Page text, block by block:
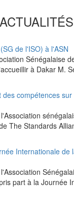
de l'ISO) à l'ASN
Sénégalaise
à Dakar M.
compétences
The Standards
Internationale de
part à la Journée